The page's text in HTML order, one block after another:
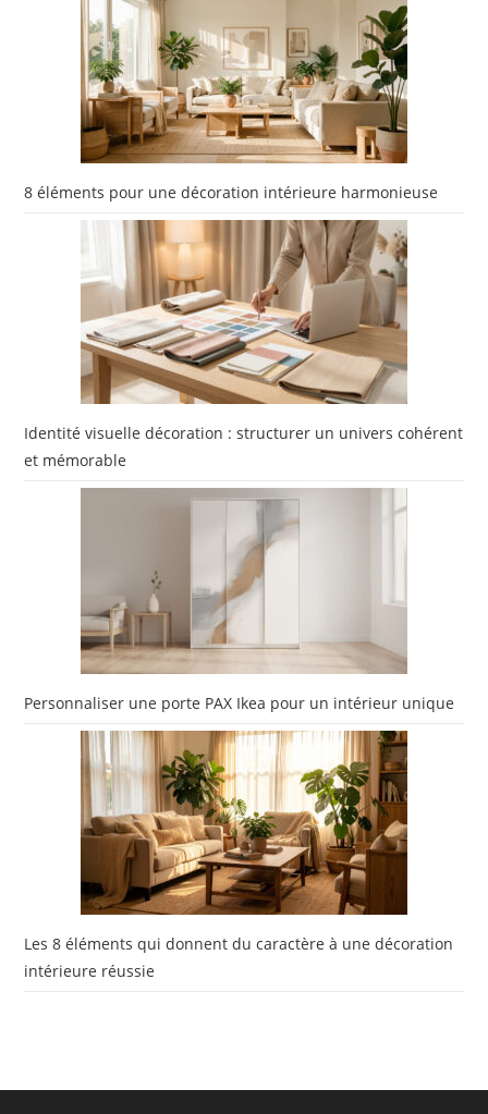
8 éléments pour une décoration intérieure harmonieuse
Identité visuelle décoration : structurer un univers cohérent
et mémorable
Personnaliser une porte PAX Ikea pour un intérieur unique
Les 8 éléments qui donnent du caractère à une décoration
intérieure réussie